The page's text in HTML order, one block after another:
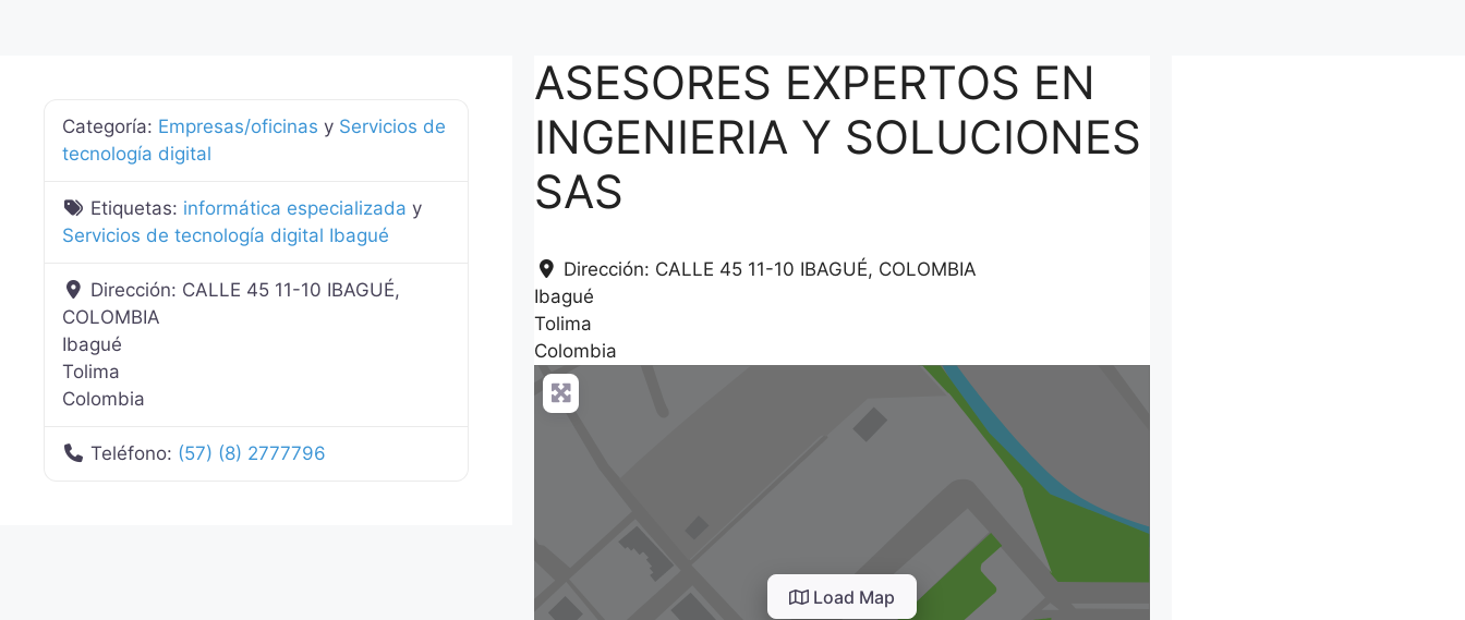
ASESORES EXPERTOS EN
INGENIERIA Y SOLUCIONES
SAS
Dirección: CALLE 45 11-10 IBAGUÉ, COLOMBIA
Ibagué
Tolima
Colombia
Load Map
Categoría: Empresas/oficinas y Servicios de
tecnología digital
Etiquetas: informática especializada y
Servicios de tecnología digital Ibagué
Dirección: CALLE 45 11-10 IBAGUÉ,
COLOMBIA
Ibagué
Tolima
Colombia
Teléfono: (57) (8) 2777796